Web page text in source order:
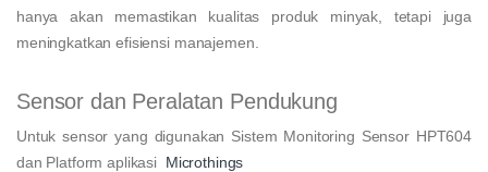
hanya akan memastikan kualitas produk minyak, tetapi juga
meningkatkan efisiensi manajemen.
Sensor dan Peralatan Pendukung
Untuk sensor yang digunakan Sistem Monitoring Sensor HPT604
dan Platform aplikasi Microthings